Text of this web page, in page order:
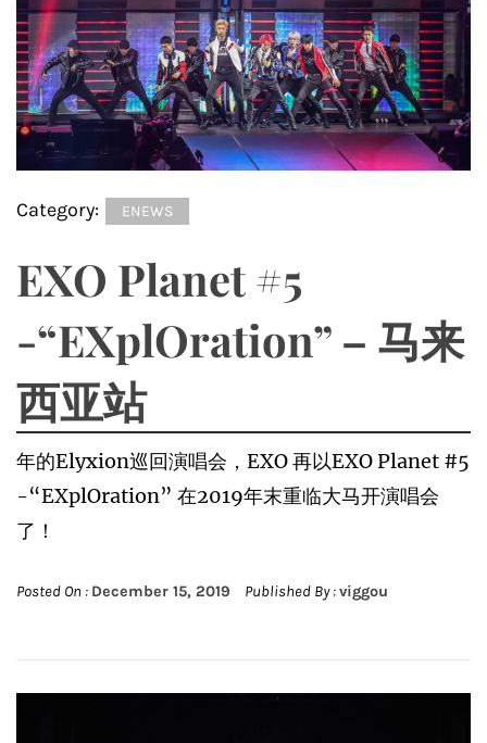
Category: ENEWS
EXO Planet #5
-“EXplOration” – 马来
西亚站
年的Elyxion巡回演唱会，EXO 再以EXO Planet #5
-“EXplOration” 在2019年末重临大马开演唱会
了！
Posted On : December 15, 2019 Published By :viggou